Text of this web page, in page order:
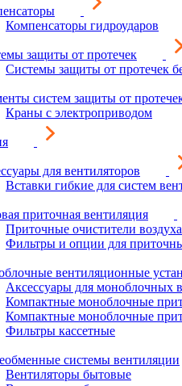
Компенсаторы гидроударов
защиты от протечек
Системы защиты от протечек
систем защиты от
Краны с электроприводом
для вентиляторов
Вставки гибкие для систем
приточная вентиляция
Приточные очистители воздуха
Фильтры и опции для
вентиляционные
Аксессуары для моноблочных
Компактные моноблочные
Компактные моноблочные
Фильтры кассетные
системы вентиляции
Вентиляторы бытовые